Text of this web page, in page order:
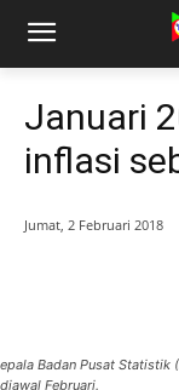
Januari
inflasi
Jumat, 2 Februari 2018
epala Badan Pusat Statistik
diawal Februari.